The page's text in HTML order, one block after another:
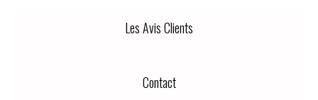
Les Avis Clients
Contact